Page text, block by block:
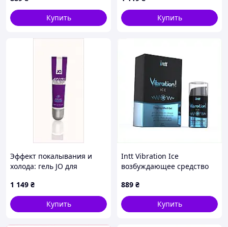
Купить
Купить
Эффект покалывания и
холода: гель JO для
1 149 ₴
Купить
Intt Vibration Ice
возбуждающее средство
889 ₴
Купить